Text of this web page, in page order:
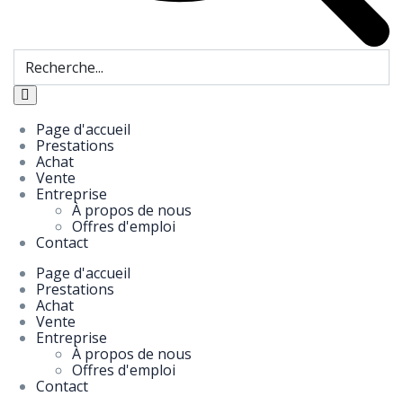
Page d'accueil
Prestations
Achat
Vente
Entreprise
À propos de nous
Offres d'emploi
Contact
Page d'accueil
Prestations
Achat
Vente
Entreprise
À propos de nous
Offres d'emploi
Contact